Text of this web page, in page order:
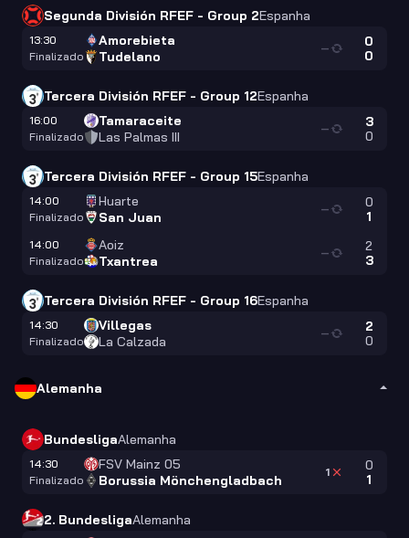
Segunda División RFEF - Group 2Espanha
13:30
Finalizado
Amorebieta
Tudelano
0
0
—
Tercera División RFEF - Group 12Espanha
16:00
Finalizado
Tamaraceite
Las Palmas III
3
0
—
Tercera División RFEF - Group 15Espanha
14:00
Finalizado
Huarte
San Juan
0
1
—
14:00
Finalizado
Aoiz
Txantrea
2
3
—
Tercera División RFEF - Group 16Espanha
14:30
Finalizado
Villegas
La Calzada
2
0
—
Alemanha
BundesligaAlemanha
14:30
Finalizado
FSV Mainz 05
Borussia Mönchengladbach
0
1
1
2. BundesligaAlemanha